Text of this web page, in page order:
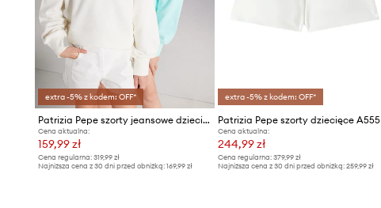
extra -5% z kodem: OFF*
Patrizia Pepe szorty jeansowe dziecięce CA52
Cena aktualna:
159,99 zł
Cena regularna: 319,99 zł
Najniższa cena z 30 dni przed obniżką: 169,99 zł
extra -5% z kodem: OFF*
Patrizia Pepe szorty dziecięce A555
Cena aktualna:
244,99 zł
Cena regularna:379,99 zł
Najniższa cena z 30 dni przed obniżką:259,99 zł